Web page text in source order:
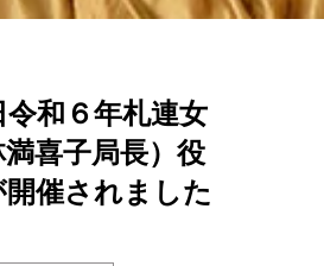
令和６年札連女
喜子局長）役
開催されました